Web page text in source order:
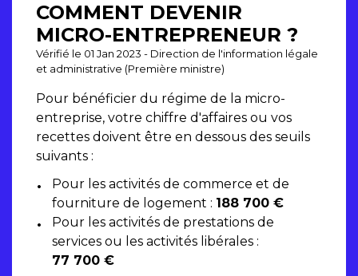
COMMENT DEVENIR
MICRO-ENTREPRENEUR ?
Vérifié le 01 Jan 2023 - Direction de l'information légale
et administrative (Première ministre)
Pour bénéficier du régime de la micro-
entreprise, votre chiffre d'affaires ou vos
recettes doivent être en dessous des seuils
suivants :
Pour les activités de commerce et de
fourniture de logement : 188 700 €
Pour les activités de prestations de
services ou les activités libérales :
77 700 €